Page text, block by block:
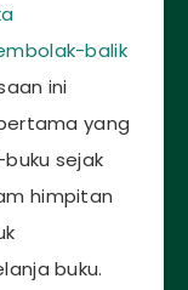
balik
ini
yang
sejak
himpitan
buku.